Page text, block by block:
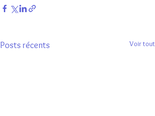
Posts récents Voir tout